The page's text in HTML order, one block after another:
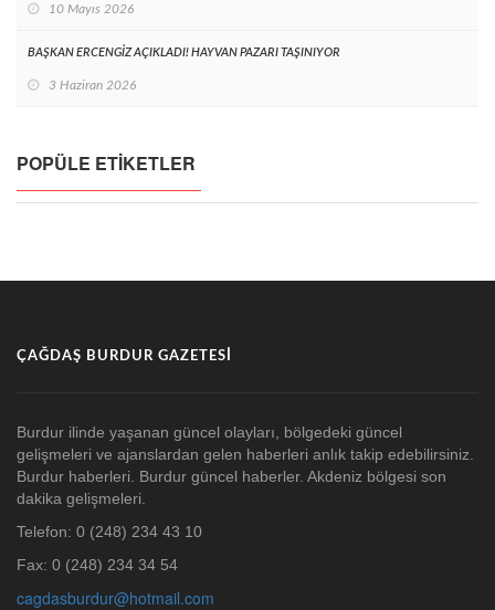
10 Mayıs 2026
BAŞKAN ERCENGİZ AÇIKLADI! HAYVAN PAZARI TAŞINIYOR
3 Haziran 2026
POPÜLE ETIKETLER
ÇAĞDAŞ BURDUR GAZETESI
Burdur ilinde yaşanan güncel olayları, bölgedeki güncel
gelişmeleri ve ajanslardan gelen haberleri anlık takip edebilirsiniz.
Burdur haberleri. Burdur güncel haberler. Akdeniz bölgesi son
dakika gelişmeleri.
Telefon: 0 (248) 234 43 10
Fax: 0 (248) 234 34 54
cagdasburdur@hotmail.com